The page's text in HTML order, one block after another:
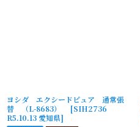
ヨシダ エクシードピュア 通常張
替 （L-8683）
[SIH2736
R5.10.13 愛知県]